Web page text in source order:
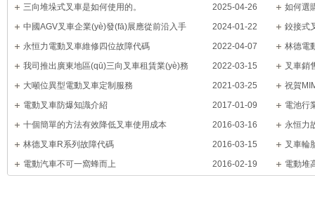
2025-04-26
三向堆垛式叉車是如何使用的。
如何選
2024-01-22
中國AGV叉車企業(yè)發(fā)展應從前沿入手
鉸接式
2022-04-07
永恒力電動叉車維修四位故障代碼
林德電
2022-03-15
我司推出廣東地區(qū)三向叉車租賃業(yè)務
叉車銷
2021-03-25
大噸位異型電動叉車定制服務
祝賀
介會成功
2017-01-09
電動叉車防爆知識介紹
電池行
2016-03-16
十個簡單的方法有效降低叉車使用成本
永恒力
2016-03-15
林德叉車R系列故障代碼
叉車輪
2016-02-19
電動汽車不可一窩蜂而上 電動堆